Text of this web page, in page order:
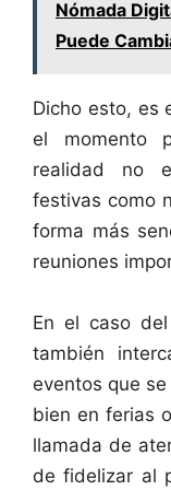
Nómada
Puede
Dicho esto, es
el momento
realidad no
festivas como
forma más
reuniones
En el caso
también
eventos que
bien en ferias
llamada de
de fidelizar al